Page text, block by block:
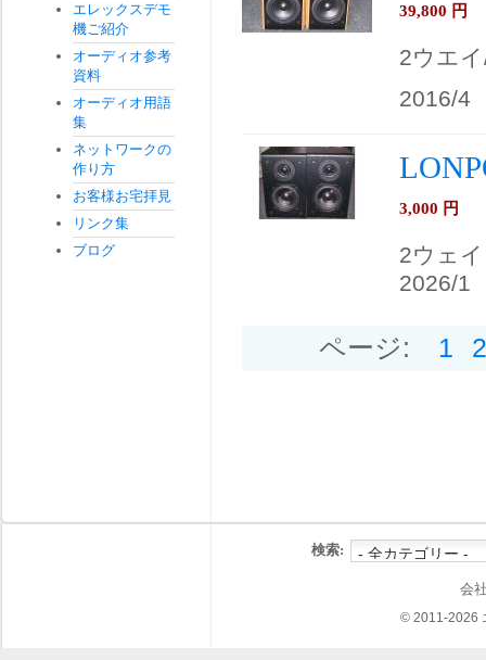
39,800 円
2ウエ
2016/4
3,000 円
2ウェ
2026/1
ページ: 1 2
エレックスデモ
機ご紹介
オーディオ参考
資料
オーディオ用語
集
ネットワークの
作り方
お客様お宅拝見
リンク集
ブログ
検索:
会
© 2011-2026